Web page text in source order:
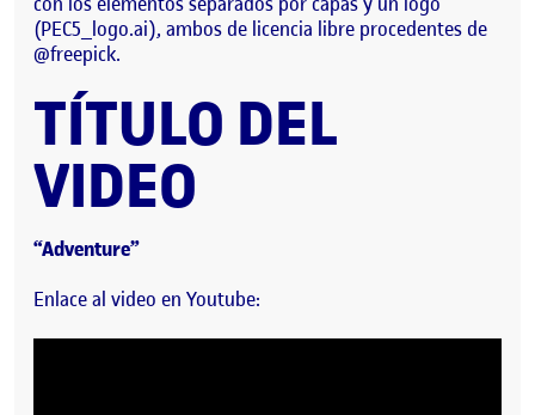
(PEC5_logo.ai), ambos de licencia libre procedentes de
@freepick.
TÍTULO DEL
VIDEO
“Adventure”
Enlace al video en Youtube: